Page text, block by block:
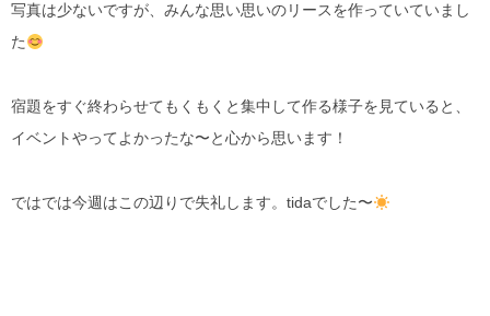
写真は少ないですが、みんな思い思いのリースを作っていていまし
た
宿題をすぐ終わらせてもくもくと集中して作る様子を見ていると、
イベントやってよかったな〜と心から思います！
ではでは今週はこの辺りで失礼します。tidaでした〜